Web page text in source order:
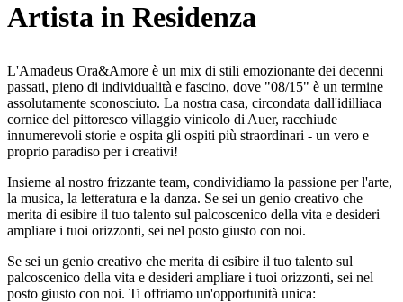
Artista in Residenza
L'Amadeus Ora&Amore è un mix di stili emozionante dei decenni
passati, pieno di individualità e fascino, dove "08/15" è un termine
assolutamente sconosciuto. La nostra casa, circondata dall'idilliaca
cornice del pittoresco villaggio vinicolo di Auer, racchiude
innumerevoli storie e ospita gli ospiti più straordinari - un vero e
proprio paradiso per i creativi!
Insieme al nostro frizzante team, condividiamo la passione per l'arte,
la musica, la letteratura e la danza. Se sei un genio creativo che
merita di esibire il tuo talento sul palcoscenico della vita e desideri
ampliare i tuoi orizzonti, sei nel posto giusto con noi.
Se sei un genio creativo che merita di esibire il tuo talento sul
palcoscenico della vita e desideri ampliare i tuoi orizzonti, sei nel
posto giusto con noi. Ti offriamo un'opportunità unica: